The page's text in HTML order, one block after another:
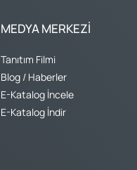
MEDYA MERKEZI
Tanıtım Filmi
Blog / Haberler
E-Katalog İncele
E-Katalog İndir